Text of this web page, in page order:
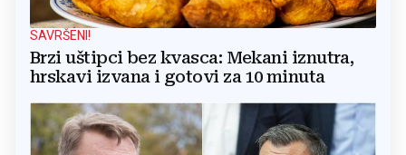
SAVRŠENI!
Brzi uštipci bez kvasca: Mekani iznutra,
hrskavi izvana i gotovi za 10 minuta